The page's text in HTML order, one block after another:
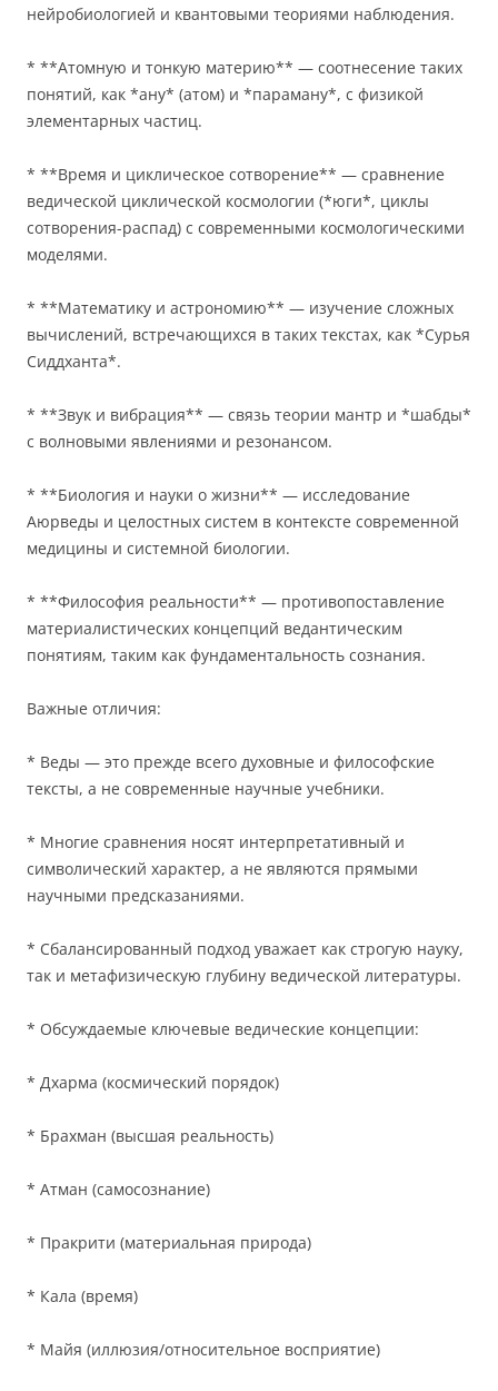
нейробиологией и квантовыми теориями наблюдения.
* **Атомную и тонкую материю** — соотнесение таких
понятий, как *ану* (атом) и *параману*, с физикой
элементарных частиц.
* **Время и циклическое сотворение** — сравнение
ведической циклической космологии (*юги*, циклы
сотворения-распад) с современными космологическими
моделями.
* **Математику и астрономию** — изучение сложных
вычислений, встречающихся в таких текстах, как *Сурья
Сиддханта*.
* **Звук и вибрация** — связь теории мантр и *шабды*
с волновыми явлениями и резонансом.
* **Биология и науки о жизни** — исследование
Аюрведы и целостных систем в контексте современной
медицины и системной биологии.
* **Философия реальности** — противопоставление
материалистических концепций ведантическим
понятиям, таким как фундаментальность сознания.
Важные отличия:
* Веды — это прежде всего духовные и философские
тексты, а не современные научные учебники.
* Многие сравнения носят интерпретативный и
символический характер, а не являются прямыми
научными предсказаниями.
* Сбалансированный подход уважает как строгую науку,
так и метафизическую глубину ведической литературы.
* Обсуждаемые ключевые ведические концепции:
* Дхарма (космический порядок)
* Брахман (высшая реальность)
* Атман (самосознание)
* Пракрити (материальная природа)
* Кала (время)
* Майя (иллюзия/относительное восприятие)